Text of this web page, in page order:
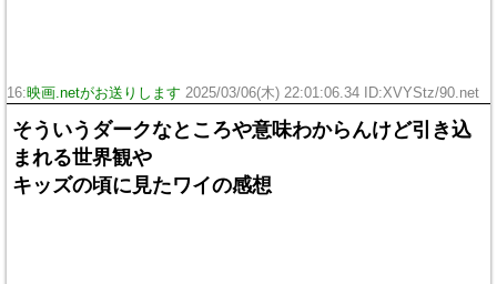
16:映画.netがお送りします 2025/03/06(木) 22:01:06.34 ID:XVYStz/90.net
そういうダークなところや意味わからんけど引き込
まれる世界観や
キッズの頃に見たワイの感想